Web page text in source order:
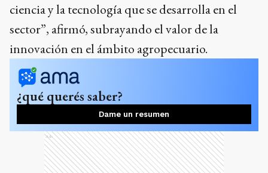
ciencia y la tecnología que se desarrolla en el
sector”, afirmó, subrayando el valor de la
innovación en el ámbito agropecuario.
¿qué querés saber?
Dame un resumen
Ads